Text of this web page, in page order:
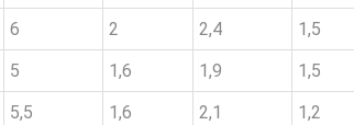
6 2 2,4 1,5
5 1,6 1,9
1,5
5,5 1,6 2,1 1,2